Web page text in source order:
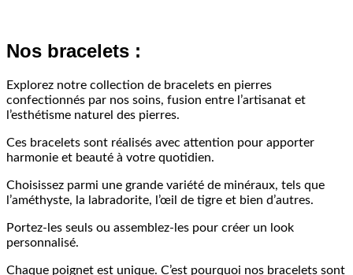
Nos bracelets :
Explorez notre collection de bracelets en pierres
confectionnés par nos soins, fusion entre l’artisanat et
l’esthétisme naturel des pierres.
Ces bracelets sont réalisés avec attention pour apporter
harmonie et beauté à votre quotidien.
Choisissez parmi une grande variété de minéraux, tels que
l’améthyste, la labradorite, l’œil de tigre et bien d’autres.
Portez-les seuls ou assemblez-les pour créer un look
personnalisé.
Chaque poignet est unique. C’est pourquoi nos bracelets sont